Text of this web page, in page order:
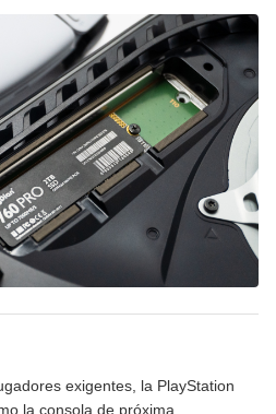
exigentes, la PlayStation
la consola de próxima